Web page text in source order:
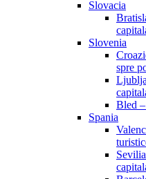
Slovacia
Slovenia
spre
Bled
Spania